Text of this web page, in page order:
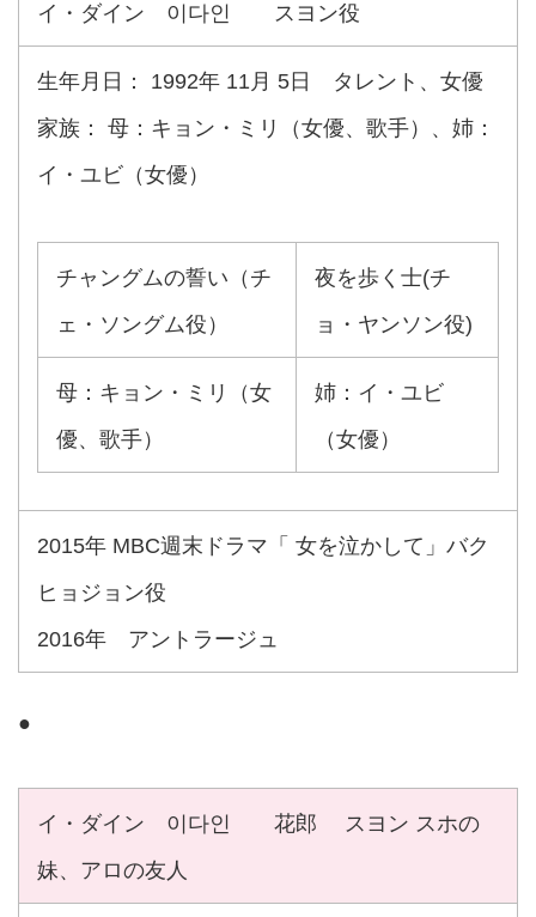
イ・ダイン 이다인 スヨン役
生年月日： 1992年 11月 5日 タレント、女優
家族： 母：キョン・ミリ（女優、歌手）、姉：
イ・ユビ（女優）
チャングムの誓い（チ
ェ・ソングム役）
夜を歩く士(チ
ョ・ヤンソン役)
母：キョン・ミリ（女
優、歌手）
姉：イ・ユビ
（女優）
2015年 MBC週末ドラマ「 女を泣かして」バク
ヒョジョン役
2016年 アントラージュ
●
イ・ダイン 이다인 花郎 スヨン スホの
妹、アロの友人